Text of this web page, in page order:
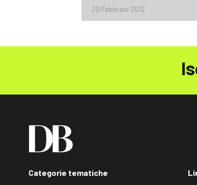
29 Febbraio 2012
Categorie tematiche